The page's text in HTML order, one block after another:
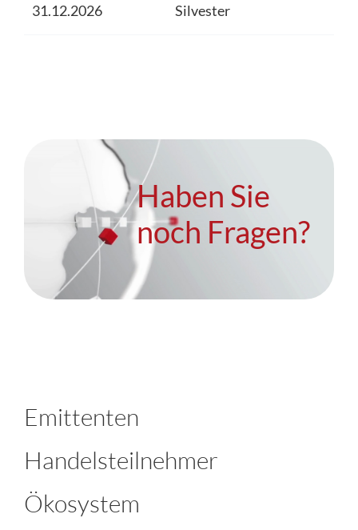
31.12.2026 Silvester
Haben Sie
noch Fragen?
Emittenten
Handelsteilnehmer
Ökosystem